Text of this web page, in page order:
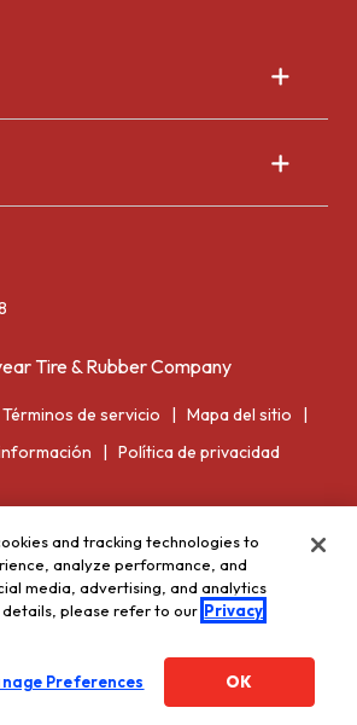
de retiro del mercado
Tire & Rubber Company
Términos de servicio
Mapa del sitio
Política de privacidad
and tracking technologies to
analyze performance, and
media, advertising, and analytics
please refer to our Privacy
Preferences OK